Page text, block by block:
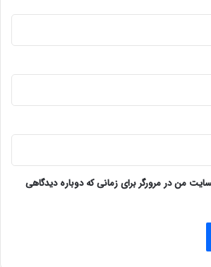
من در مرورگر برای زمانی که دوباره دیدگاهی